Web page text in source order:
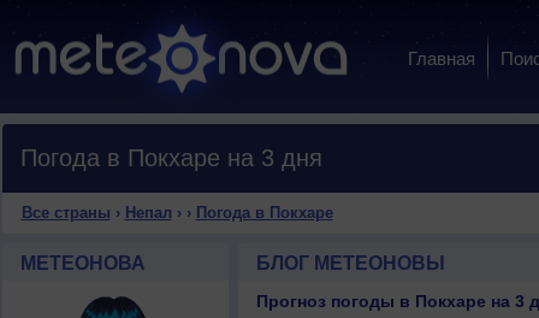
Главная
Погода в Покхаре на 3 дня
Все страны › Непал › › Погода в Покхаре
МЕТЕОНОВА БЛОГ МЕТЕОНОВЫ
Прогноз погоды в Покхаре на 3